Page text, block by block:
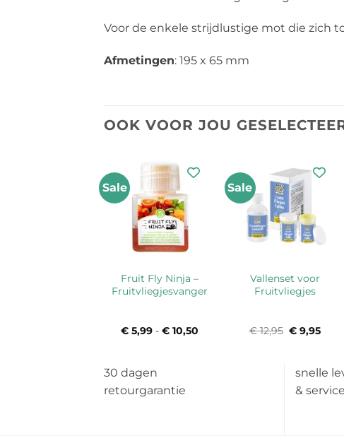
Voor de enkele strijdlustige mot die zich
Afmetingen: 195 x 65 mm
OOK VOOR JOU
Sale
Fruit Fly Ninja –
Fruitvliegjesvanger
€5,99 - €10,50 Prijsklasse:
Sale
Vallenset voor
Fruitvliegjes
€12,95
prijs
€9,95
30 dagen
retourgarantie
snelle
& service